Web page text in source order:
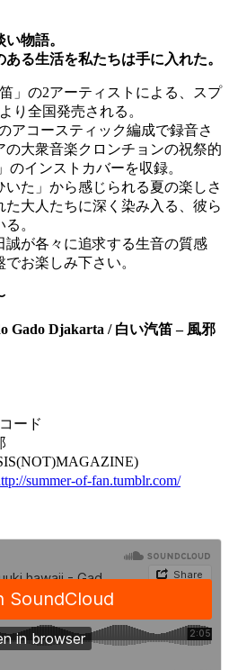
物語。
る生活を私たちは手に入れた。
」の2アーティストによる、スプ
り全国発売される。
アコースティック編成で録音さ
大衆音楽クロンチョンの祝祭的
のインストカバーを収録。
た」から感じられる夏の楽しさ
た大人たちに深く染み入る、彼ら
。
誠が各々に追求する生音の質感
お楽しみ下さい。
Gado Djakarta / 白い汽笛 – 風邪
ード
summer-of-fan.tumblr.com/